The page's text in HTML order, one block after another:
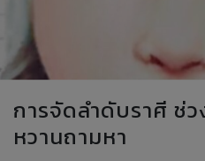
การจัดลำดับราศี ช่ว
หวานถามหา